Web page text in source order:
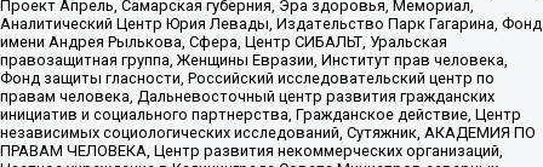
Проект Апрель, Самарская губерния, Эра здоровья, Мемориал,
Аналитический Центр Юрия Левады, Издательство Парк Гагарина, Фонд
имени Андрея Рылькова, Сфера, Центр СИБАЛЬТ, Уральская
правозащитная группа, Женщины Евразии, Институт прав человека,
Фонд защиты гласности, Российский исследовательский центр по
правам человека, Дальневосточный центр развития гражданских
инициатив и социального партнерства, Гражданское действие, Центр
независимых социологических исследований, Сутяжник, АКАДЕМИЯ ПО
ПРАВАМ ЧЕЛОВЕКА, Центр развития некоммерческих организаций,